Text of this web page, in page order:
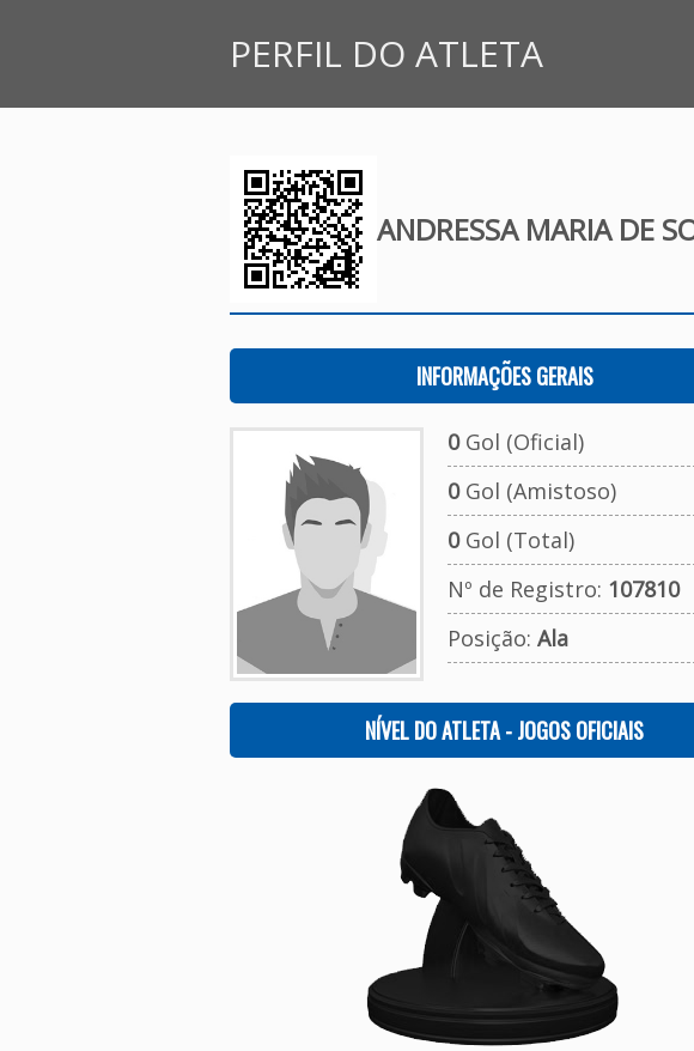
PERFIL DO ATLETA
ANDRESSA MARIA DE
INFORMAÇÕES GERAIS
0Gol (Oficial)
0Gol (Amistoso)
0Gol (Total)
Nº de Registro: 107810
Posição: Ala
NÍVEL DO ATLETA - JOGOS OFICIAIS